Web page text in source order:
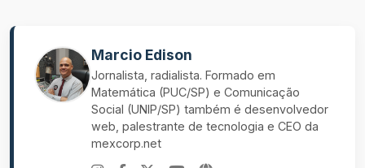
Marcio Edison
Jornalista, radialista. Formado em
Matemática (PUC/SP) e Comunicação
Social (UNIP/SP) também é desenvolvedor
web, palestrante de tecnologia e CEO da
mexcorp.net